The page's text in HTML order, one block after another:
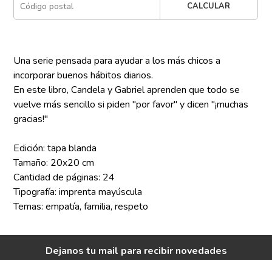
CALCULAR
Una serie pensada para ayudar a los más chicos a
incorporar buenos hábitos diarios.
En este libro, Candela y Gabriel aprenden que todo se
vuelve más sencillo si piden "por favor" y dicen "¡muchas
gracias!"
Edición: tapa blanda
Tamaño: 20x20 cm
Cantidad de páginas: 24
Tipografía: imprenta mayúscula
Temas: empatía, familia, respeto
Dejanos tu mail para recibir novedades